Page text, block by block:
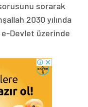
sorarak
2030 yılında
e-Devlet üzerinde